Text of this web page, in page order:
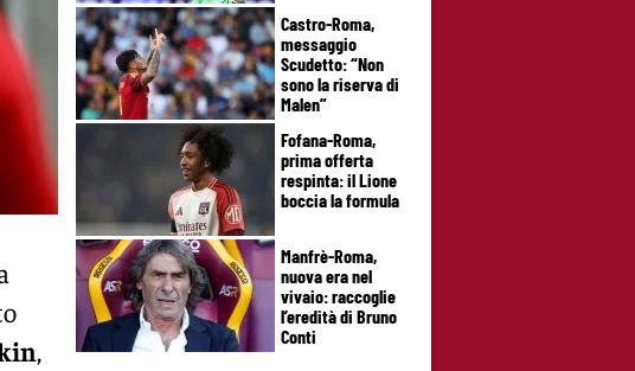
,
Castro-Roma,
messaggio
Scudetto: “Non
sono la riserva di
Malen”
Fofana-Roma,
prima offerta
respinta: il Lione
boccia la formula
Manfrè-Roma,
nuova era nel
vivaio: raccoglie
l’eredità di Bruno
Conti